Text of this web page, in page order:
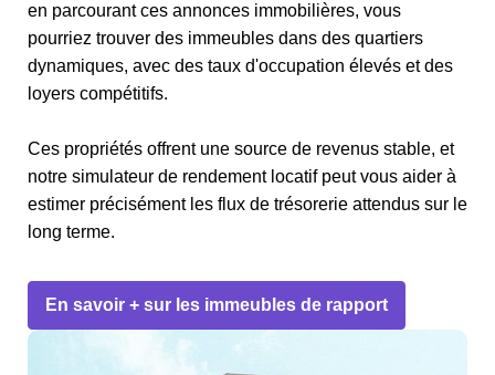
en parcourant ces annonces immobilières, vous
pourriez trouver des immeubles dans des quartiers
dynamiques, avec des taux d'occupation élevés et des
loyers compétitifs.
Ces propriétés offrent une source de revenus stable, et
notre simulateur de rendement locatif peut vous aider à
estimer précisément les flux de trésorerie attendus sur le
long terme.
En savoir + sur les immeubles de rapport